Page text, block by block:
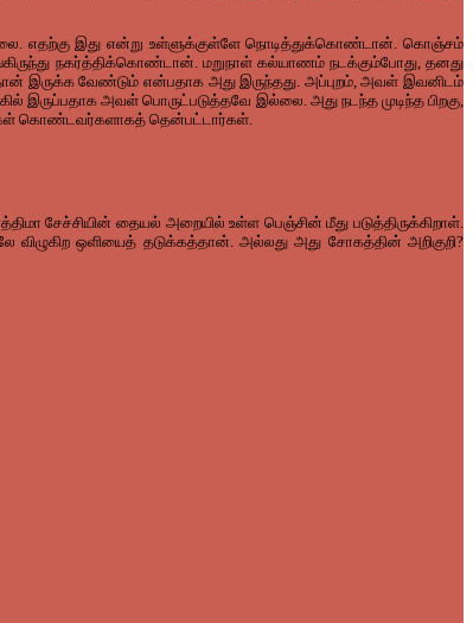
எதற்கு இது என்று உள்ளுக்குள்ளே நொடித்துக்கொண்டான். கொஞ்சம்
நகர்த்திக்கொண்டான். மறுநாள் கல்யாணம் நடக்கும்போது, தனது
இருக்க வேண்டும் என்பதாக அது இருந்தது. அப்புறம், அவள் இவனிடம்
அவள் பொருட்படுத்தவே இல்லை. அது நடந்த முடிந்த பிறகு,
கொண்டவர்களாகத் தென்பட்டார்கள்.
சேச்சியின் தையல் அறையில் உள்ள பெஞ்சின் மீது படுத்திருக்கிறாள்.
ஒளியைத் தடுக்கத்தான். அல்லது அது சோகத்தின் அறிகுறி?